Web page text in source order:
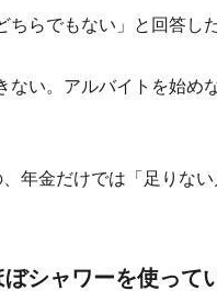
らでもない」と回答し
い。アルバイトを始め
年金だけでは「足りな
シャワーを使って